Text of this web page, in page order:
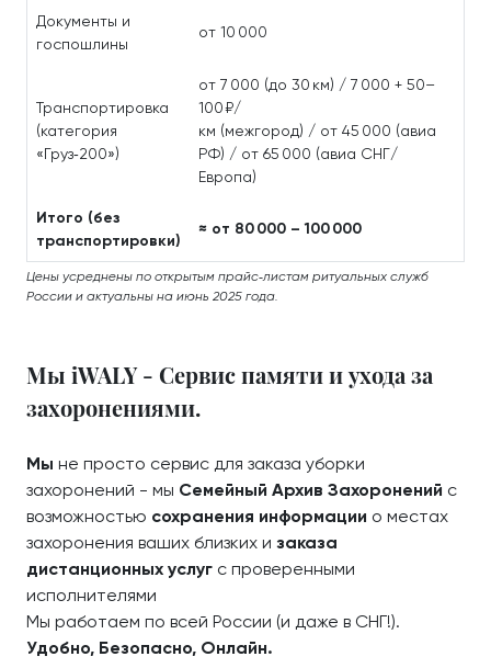
Документы и
госпошлины
от 10 000
Транспортировка
(категория
«Груз‑200»)
от 7 000 (до 30 км) / 7 000 + 50–
100 ₽/
км (межгород) / от 45 000 (авиа
РФ) / от 65 000 (авиа СНГ/
Европа)
Итого (без
транспортировки)
≈ от 80 000 – 100 000
Цены усреднены по открытым прайс‑листам ритуальных служб
России и актуальны на июнь 2025 года.
Мы iWALY - Сервис памяти и ухода за
захоронениями.
Мы не просто сервис для заказа уборки
захоронений - мы Семейный Архив Захоронений с
возможностью сохранения информации о местах
захоронения ваших близких и заказа
дистанционных услуг с проверенными
исполнителями
Мы работаем по всей России (и даже в СНГ!).
Удобно, Безопасно, Онлайн.